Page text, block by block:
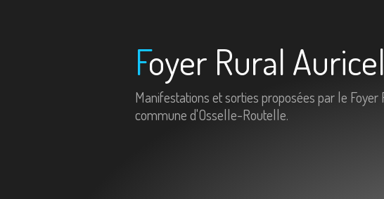
Foyer Rural
Manifestations et sorties proposées par le
commune d'Osselle-Routelle.